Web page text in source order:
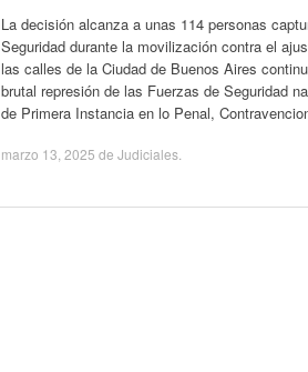
La decisión alcanza a unas 114 personas
Seguridad durante la movilización contra el
las calles de la Ciudad de Buenos Aires
brutal represión de las Fuerzas de Seguridad
de Primera Instancia en lo Penal,
marzo 13, 2025 de Judiciales